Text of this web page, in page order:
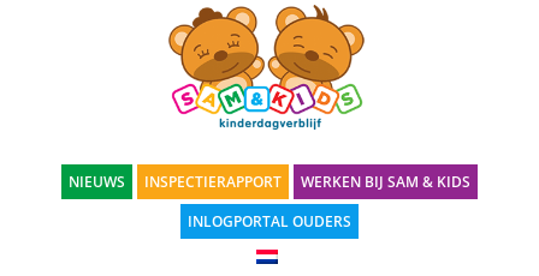
NIEUWS INSPECTIERAPPORT
WERKEN BIJ SAM & KIDS
INLOGPORTAL OUDERS